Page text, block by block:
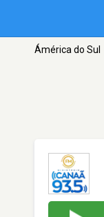
Ámérica do Sul